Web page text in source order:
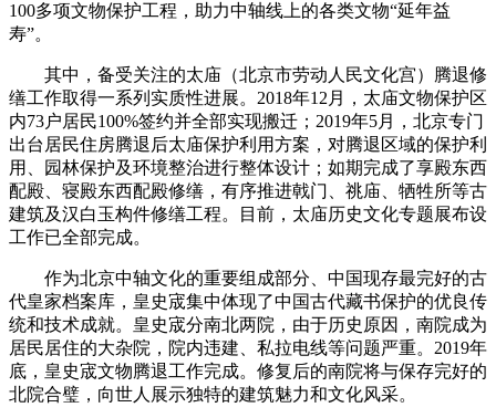
100多项文物保护工程，助力中轴线上的各类文物“延年益
寿”。
其中，备受关注的太庙（北京市劳动人民文化宫）腾退修
缮工作取得一系列实质性进展。2018年12月，太庙文物保护区
内73户居民100%签约并全部实现搬迁；2019年5月，北京专门
出台居民住房腾退后太庙保护利用方案，对腾退区域的保护利
用、园林保护及环境整治进行整体设计；如期完成了享殿东西
配殿、寝殿东西配殿修缮，有序推进戟门、祧庙、牺牲所等古
建筑及汉白玉构件修缮工程。目前，太庙历史文化专题展布设
工作已全部完成。
作为北京中轴文化的重要组成部分、中国现存最完好的古
代皇家档案库，皇史宬集中体现了中国古代藏书保护的优良传
统和技术成就。皇史宬分南北两院，由于历史原因，南院成为
居民居住的大杂院，院内违建、私拉电线等问题严重。2019年
底，皇史宬文物腾退工作完成。修复后的南院将与保存完好的
北院合璧，向世人展示独特的建筑魅力和文化风采。